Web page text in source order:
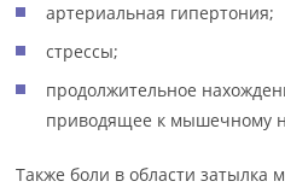
артериальная гипертония;
стрессы;
продолжительное
приводящее к мышечному
Также боли в области затылка